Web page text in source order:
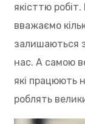
якісттю
вважаємо
залишаються
нас. А самою
які працюють
роблять